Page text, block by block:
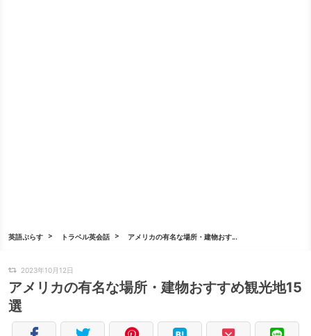
英語ぷらす トラベル英会話 アメリカの有名な場所・建物おす...
2023年10月12日
アメリカの有名な場所・建物おすすめ観光地15
選